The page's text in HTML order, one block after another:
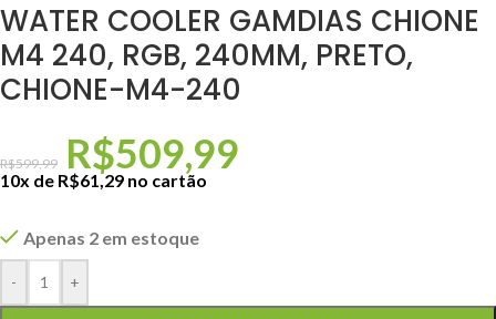
WATER COOLER GAMDIAS CHIONE
M4 240, RGB, 240MM, PRETO,
CHIONE-M4-240
R$599,99 R$509,99
10x de R$61,29 no cartão
Apenas 2 em estoque
- +